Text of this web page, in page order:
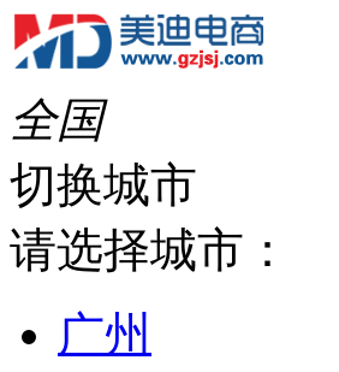
全国
切换城市
请选择城市：
广州